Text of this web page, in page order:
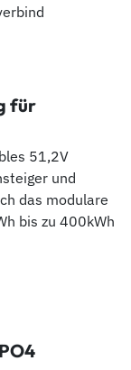
für
51,2V
und
das modulare
bis zu 400kWh